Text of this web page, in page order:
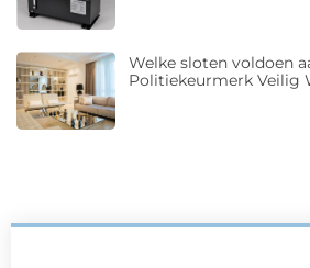
Welke sloten voldoen
Politiekeurmerk Veilig